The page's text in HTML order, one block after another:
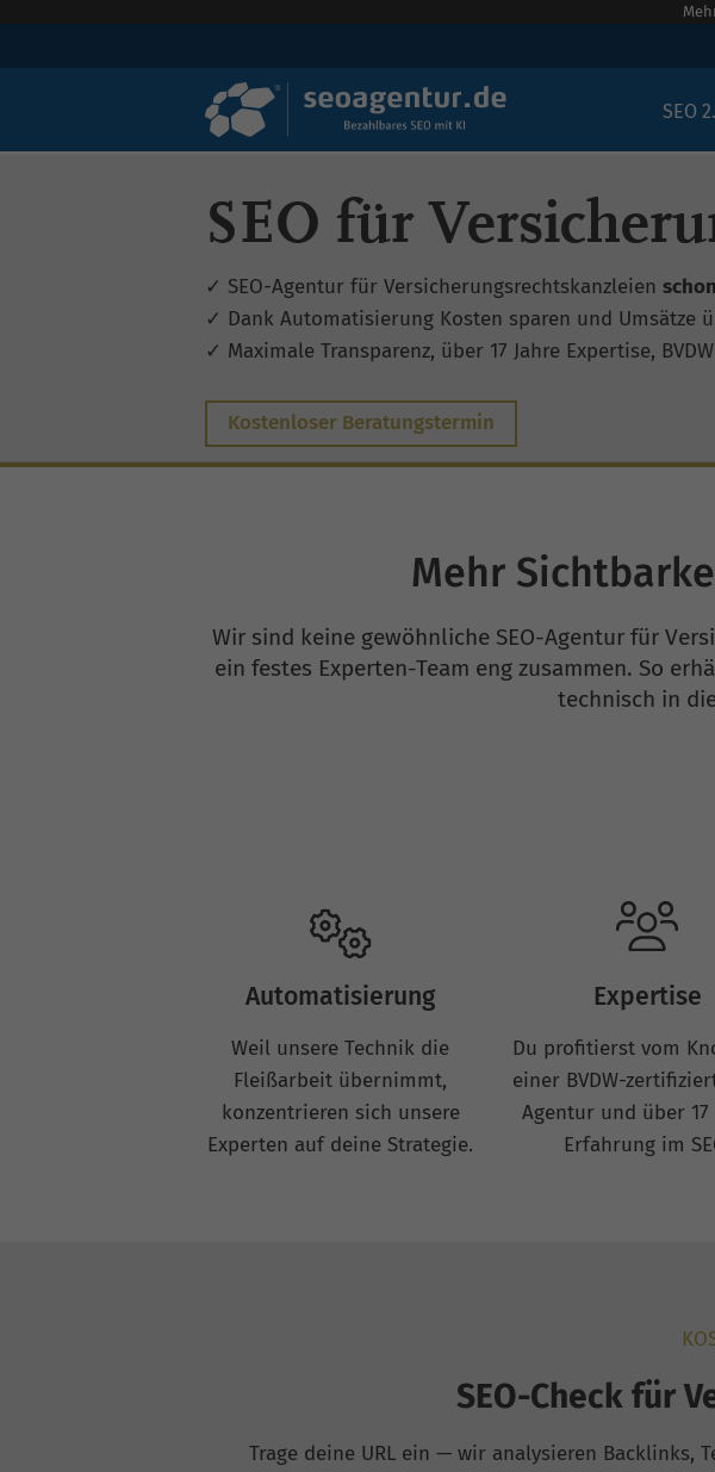
SEO
SEO für
✓ SEO-Agentur für Versicherungsrechtskanzleien
✓ Dank Automatisierung Kosten sparen und Umsätze
✓ Maximale Transparenz, über 17 Jahre Expertise,
Kostenloser Beratungstermin
Mehr
Wir sind keine gewöhnliche SEO-Agentur für
ein festes Experten-Team eng zusammen. So
technisch in
Automatisierung
Weil unsere Technik die
Fleißarbeit übernimmt,
konzentrieren sich unsere
Experten auf deine Strategie.
Expertise
Du profitierst vom
einer BVDW-
Agentur und über 17
Erfahrung im
SEO-Check für
Trage deine URL ein — wir analysieren Backlinks,